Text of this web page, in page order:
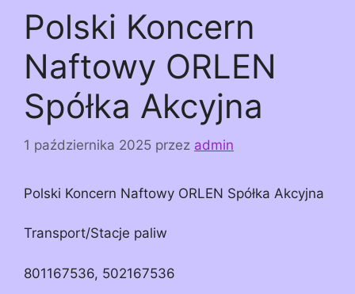
Polski Koncern
Naftowy ORLEN
Spółka Akcyjna
1 października 2025 przez admin
Polski Koncern Naftowy ORLEN Spółka Akcyjna
Transport/Stacje paliw
801167536, 502167536